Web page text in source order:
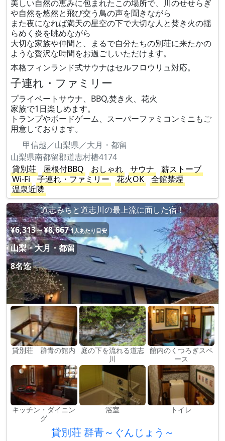
美しい自然の恵みに包まれたこの場所で、川のせせらぎ
や自然を悠然と飛び交う鳥の声を聞きながら
また夜になれば満天の星空の下で大切な人と焚き火の揺
らめく炎を眺めながら
大切な家族や仲間と、まるで自分たちの別荘に来たかの
ような贅沢な時間をお過ごしいただけます。
本格フィンランド式サウナはセルフロウリュ対応。
子連れ・ファミリー
プライベートサウナ、BBQ,焚き火、花火
家族で1日楽しめます。
トランプやボードゲーム、スーパーファミコンミニもご
用意しております。
甲信越／山梨県／大月・都留
山梨県南都留郡道志村椿4174
貸別荘
屋根付BBQ おしゃれ サウナ
薪ストーブ
Wi-Fi
子連れ・ファミリー 花火OK
全館禁煙
温泉近隣
道志みちと道志川の最上流に面した宿！
¥6,313～¥8,667 1人あたり目安
山梨・大月・都留
8名迄
貸別荘 群青の館内
庭の下を流れる道志
川
館内のくつろぎスペ
ース
キッチン・ダイニン
グ
浴室 トイレ
貸別荘 群青～ぐんじょう～